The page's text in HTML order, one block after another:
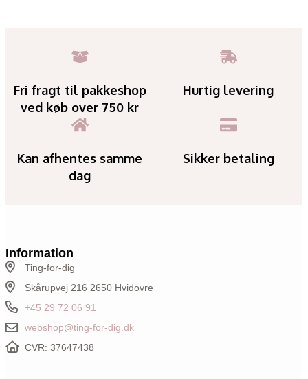
Fri fragt til pakkeshop
ved køb over 750 kr
Hurtig levering
Kan afhentes samme
dag
Sikker betaling
Information
Ting-for-dig
Skårupvej 216 2650 Hvidovre
+45 29 72 06 91
webshop@ting-for-dig.dk
CVR: 37647438